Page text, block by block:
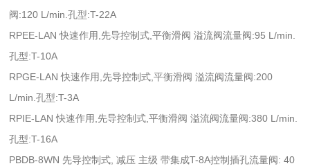
阀:120 L/min.孔型:T-22A
RPEE-LAN 快速作用,先导控制式,平衡滑阀 溢流阀流量阀:95 L/min.
孔型:T-10A
RPGE-LAN 快速作用,先导控制式,平衡滑阀 溢流阀流量阀:200
L/min.孔型:T-3A
RPIE-LAN 快速作用,先导控制式,平衡滑阀 溢流阀流量阀:380 L/min.
孔型:T-16A
PBDB-8WN 先导控制式, 减压 主级 带集成T-8A控制插孔流量阀: 40